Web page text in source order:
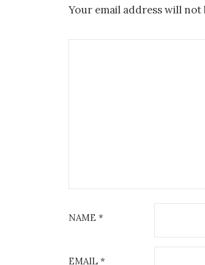
Your email address will not
NAME *
EMAIL *